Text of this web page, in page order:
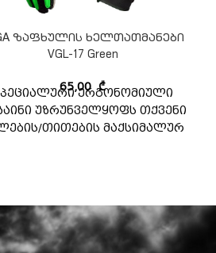
ზაფხულის ხელთათმანები
VGL-17 Green
65,00₾
ერგონომიული
უზრუნველყოფს თქვენი
თითების მაქსიმალურ